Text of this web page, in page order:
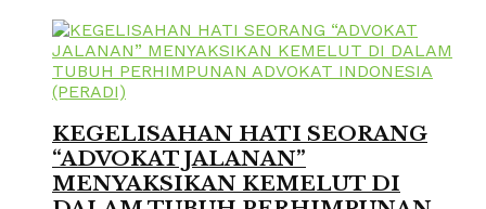
KEGELISAHAN HATI SEORANG
“ADVOKAT JALANAN”
MENYAKSIKAN KEMELUT DI